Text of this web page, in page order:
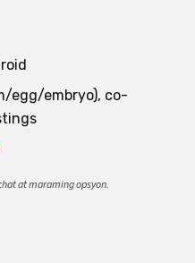
egg/embryo), co-
at maraming opsyon.